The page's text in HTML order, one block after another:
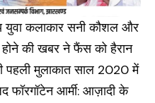
युवा कलाकार सनी कौशल और
की खबर ने फैंस को हैरान
पहली मुलाकात साल 2020 में
फॉरगॉटेन आर्मी: आज़ादी के